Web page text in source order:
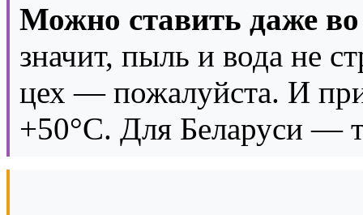
Можно ставить даже
значит, пыль и вода не
цех — пожалуйста. И
+50°C. Для Беларуси —